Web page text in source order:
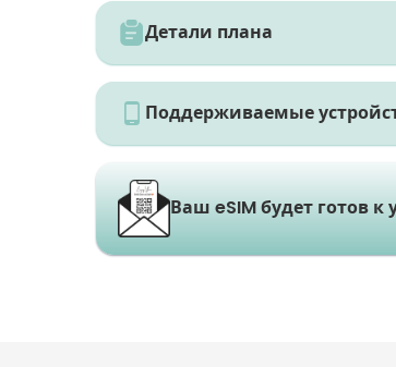
Детали плана
Поддерживаемые
Ваш eSIM будет готов